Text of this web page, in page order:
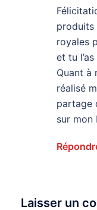
produits
royales
et tu
Quant à
réalisé
partage
sur mon
Laisser un